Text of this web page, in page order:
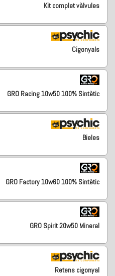
Kit complet vàlvules
Cigonyals
GRO Racing 10w50 100% Sintètic
Bieles
GRO Factory 10w60 100% Sintètic
GRO Spirit 20w50 Mineral
Retens cigonyal